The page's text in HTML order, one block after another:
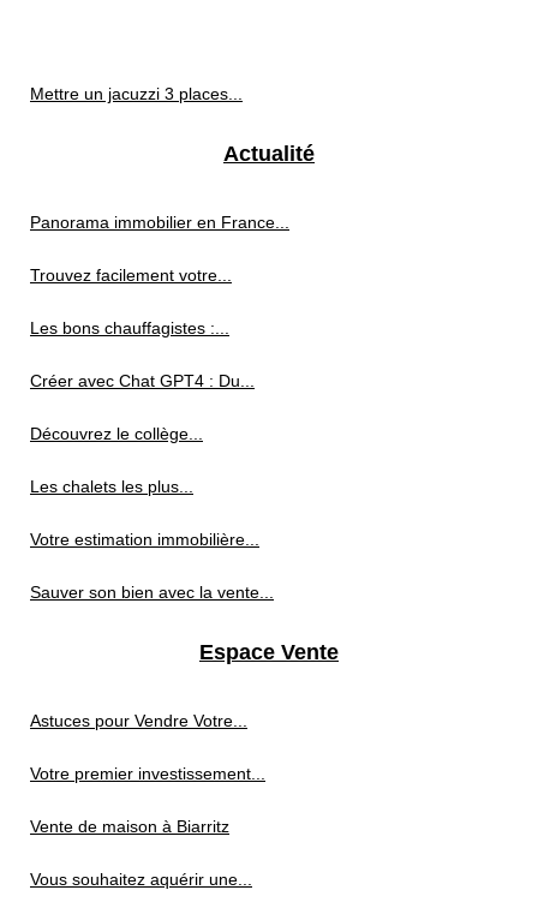
Mettre un jacuzzi 3 places...
Actualité
Panorama immobilier en France...
Trouvez facilement votre...
Les bons chauffagistes :...
Créer avec Chat GPT4 : Du...
Découvrez le collège...
Les chalets les plus...
Votre estimation immobilière...
Sauver son bien avec la vente...
Espace Vente
Astuces pour Vendre Votre...
Votre premier investissement...
Vente de maison à Biarritz
Vous souhaitez aquérir une...